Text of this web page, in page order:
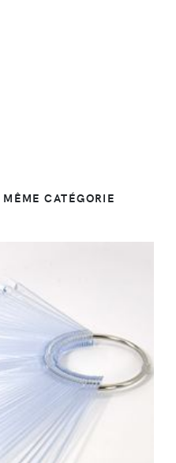
CATÉGORIE
DÉTAILS